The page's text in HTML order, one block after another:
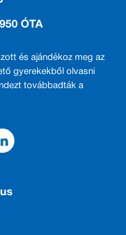
ÓTA
és ajándékoz meg az
gyerekekből olvasni
továbbadták a